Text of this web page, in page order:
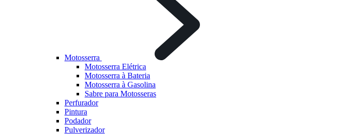
Motosserra
Motosserra Elétrica
Motosserra à Bateria
Motosserra à Gasolina
Sabre para Motosseras
Perfurador
Pintura
Podador
Pulverizador